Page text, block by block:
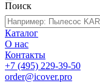
Поиск
Каталог
О нас
Контакты
+7 (495) 229-39-50
order@icover.pro